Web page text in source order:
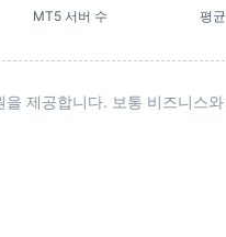
MT5 서버 수 평
제공합니다. 보통 비즈니스